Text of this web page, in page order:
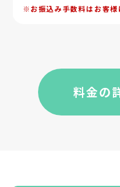
※お振込み手数料はお客様
料金の